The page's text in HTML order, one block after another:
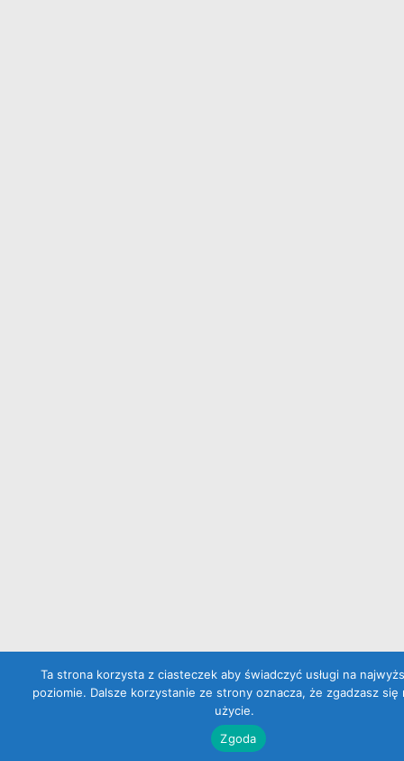
Ta strona korzysta z ciasteczek aby świadczyć usługi na
poziomie. Dalsze korzystanie ze strony oznacza, że zgadzasz się
użycie.
Zgoda